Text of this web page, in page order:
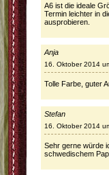
A6 ist die ideale
Termin leichter in
ausprobieren.
Anja
16. Oktober 2014
Tolle Farbe, guter
Stefan
16. Oktober 2014
Sehr gerne würde
schwedischem